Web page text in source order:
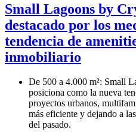
Small Lagoons by
destacado por los
tendencia de
inmobiliario
De 500 a 4.000 m²: Small
posiciona como la nueva
proyectos urbanos,
más eficiente y dejando a
del pasado.